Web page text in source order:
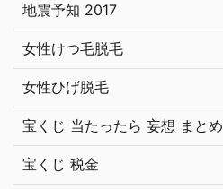
地震予知 2017
女性けつ毛脱毛
女性ひげ脱毛
宝くじ 当たったら 妄想 まとめ
宝くじ 税金